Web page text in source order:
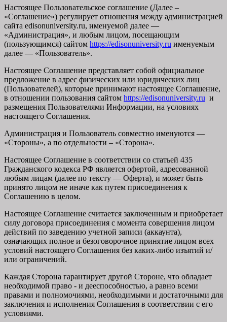
Настоящее Пользовательское соглашение (Далее –
«Соглашение») регулирует отношения между администрацией
сайта edisonuniversity.ru, именуемой далее —
«Администрация», и любым лицом, посещающим
(пользующимся) сайтом https://edisonuniversity.ru именуемым
далее — «Пользователь».
Настоящее Соглашение представляет собой официальное
предложение в адрес физических или юридических лиц
(Пользователей), которые принимают настоящее Соглашение,
в отношении пользования сайтом https://edisonuniversity.ru и
размещения Пользователями Информации, на условиях
настоящего Соглашения.
Администрация и Пользователь совместно именуются —
«Стороны», а по отдельности – «Сторона».
Настоящее Соглашение в соответствии со статьей 435
Гражданского кодекса РФ является офертой, адресованной
любым лицам (далее по тексту — Оферта), и может быть
принято лицом не иначе как путем присоединения к
Соглашению в целом.
Настоящее Соглашение считается заключенным и приобретает
силу договора присоединения с момента совершения лицом
действий по заведению учетной записи (аккаунта),
означающих полное и безоговорочное принятие лицом всех
условий настоящего Соглашения без каких-либо изъятий и/
или ограничений.
Каждая Сторона гарантирует другой Стороне, что обладает
необходимой право - и дееспособностью, а равно всеми
правами и полномочиями, необходимыми и достаточными для
заключения и исполнения Соглашения в соответствии с его
условиями.